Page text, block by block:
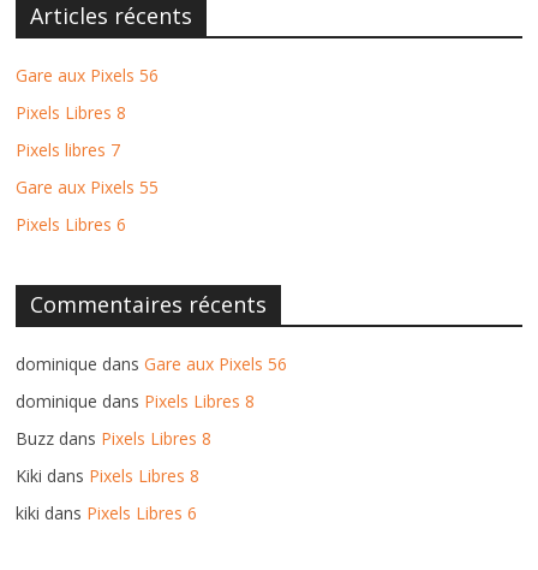
Articles récents
Gare aux Pixels 56
Pixels Libres 8
Pixels libres 7
Gare aux Pixels 55
Pixels Libres 6
Commentaires récents
dominique dansGare aux Pixels 56
dominique dans Pixels Libres 8
Buzz dans Pixels Libres 8
Kiki dans Pixels Libres 8
kiki dans Pixels Libres 6